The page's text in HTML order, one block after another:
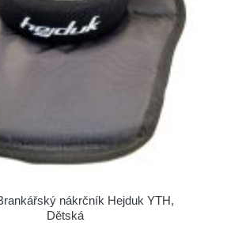
nákrčník Hejduk YTH,
Dětská